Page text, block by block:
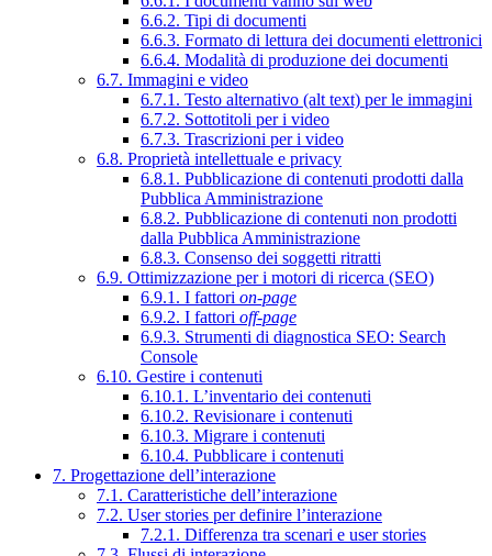
6.6.2. Tipi di documenti
6.6.3. Formato di lettura dei documenti elettronici
6.6.4. Modalità di produzione dei documenti
6.7. Immagini e video
6.7.1. Testo alternativo (alt text) per le immagini
6.7.2. Sottotitoli per i video
6.7.3. Trascrizioni per i video
6.8. Proprietà intellettuale e privacy
6.8.1. Pubblicazione di contenuti prodotti dalla
Pubblica Amministrazione
6.8.2. Pubblicazione di contenuti non prodotti
dalla Pubblica Amministrazione
6.8.3. Consenso dei soggetti ritratti
6.9. Ottimizzazione per i motori di ricerca (SEO)
6.9.1. I fattori on-page
6.9.2. I fattori off-page
6.9.3. Strumenti di diagnostica SEO: Search
Console
6.10. Gestire i contenuti
6.10.1. L’inventario dei contenuti
6.10.2. Revisionare i contenuti
6.10.3. Migrare i contenuti
6.10.4. Pubblicare i contenuti
7. Progettazione dell’interazione
7.1. Caratteristiche dell’interazione
7.2. User stories per definire l’interazione
7.2.1. Differenza tra scenari e user stories